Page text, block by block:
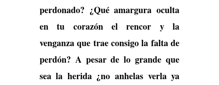
perdonado? ¿Qué amargura oculta
en tu corazón el rencor y la
venganza que trae consigo la falta de
perdón? A pesar de lo grande que
sea la herida ¿no anhelas verla ya